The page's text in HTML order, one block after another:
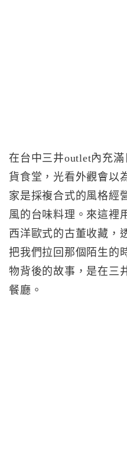
在台中三井outlet內充
貨食堂，光看外觀會以
家是採複合式的風格經
風的台味料理。來這裡
西洋歐式的古董收藏，
把我們拉回那個陌生的
物背後的故事，是在三
餐廳。